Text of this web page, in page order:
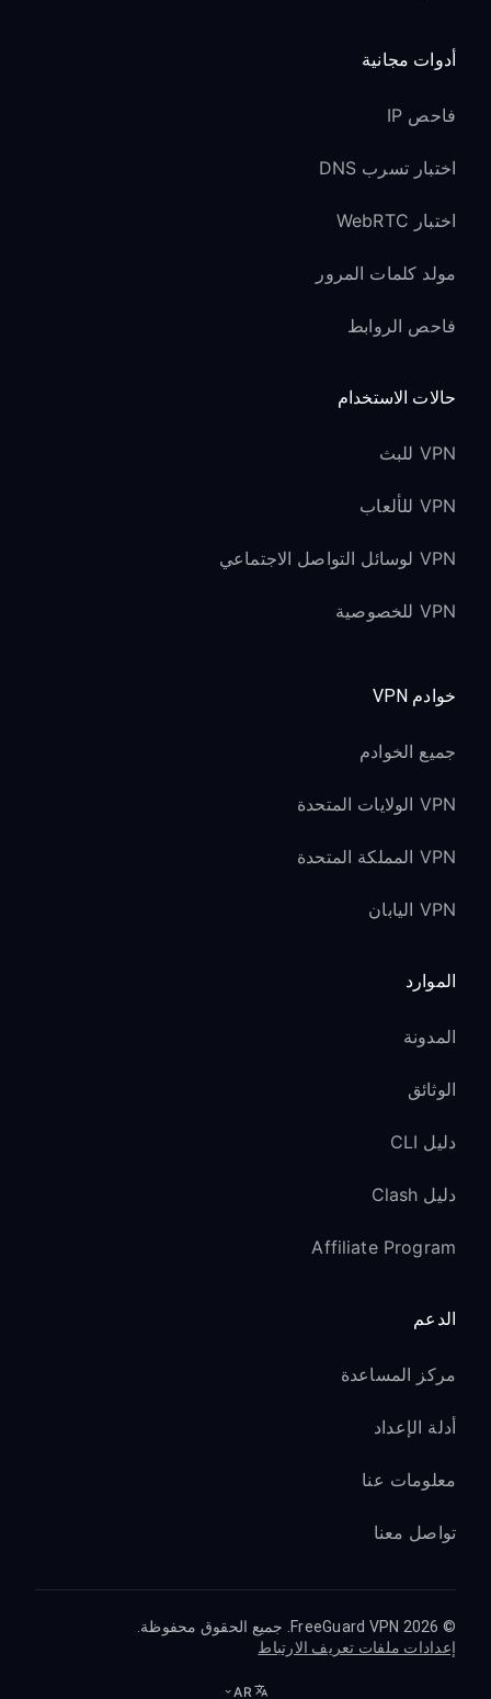
أدوات مجانية
فاحص IP
اختبار تسرب DNS
اختبار WebRTC
مولد كلمات المرور
فاحص الروابط
حالات الاستخدام
VPN للبث
VPN للألعاب
VPN لوسائل التواصل الاجتماعي
VPN للخصوصية
خوادم VPN
جميع الخوادم
VPN الولايات المتحدة
VPN المملكة المتحدة
VPN اليابان
الموارد
المدونة
الوثائق
دليل CLI
دليل Clash
Affiliate Program
الدعم
مركز المساعدة
أدلة الإعداد
معلومات عنا
تواصل معنا
© 2026 FreeGuard VPN. جميع الحقوق محفوظة.
إعدادات ملفات تعريف الارتباط
AR